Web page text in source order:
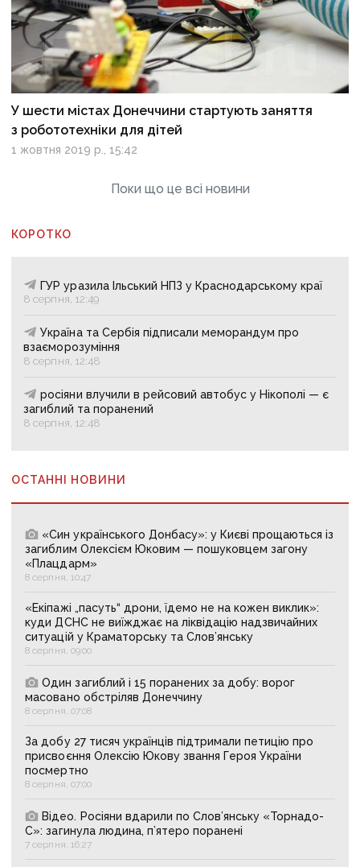
У шести містах Донеччини стартують заняття
з робототехніки для дітей
1 жовтня 2019 р., 15:42
Поки що це всі новини
КОРОТКО
ГУР уразила Ільський НПЗ у Краснодарському краї
8 серпня, 12:49
Україна та Сербія підписали меморандум про
взаєморозуміння
8 серпня, 12:48
росіяни влучили в рейсовий автобус у Нікополі — є
загиблий та поранений
8 серпня, 12:48
ОСТАННІ НОВИНИ
«Син українського Донбасу»: у Києві прощаються із
загиблим Олексієм Юковим — пошуковцем загону
«Плацдарм»
8 серпня, 10:47
«Екіпажі „пасуть“ дрони, їдемо не на кожен виклик»:
куди ДСНС не виїжджає на ліквідацію надзвичайних
ситуацій у Краматорську та Слов’янську
8 серпня, 09:00
Один загиблий і 15 поранених за добу: ворог
масовано обстріляв Донеччину
8 серпня, 07:08
За добу 27 тисяч українців підтримали петицію про
присвоєння Олексію Юкову звання Героя України
посмертно
8 серпня, 07:00
Відео. Росіяни вдарили по Слов’янську «Торнадо-
С»: загинула людина, п’ятеро поранені
7 серпня, 16:27